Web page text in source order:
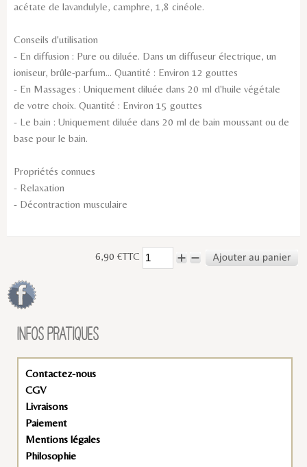
acétate de lavandulyle, camphre, 1,8 cinéole.
Conseils d'utilisation
- En diffusion : Pure ou diluée. Dans un diffuseur électrique, un
ioniseur, brûle-parfum... Quantité : Environ 12 gouttes
- En Massages : Uniquement diluée dans 20 ml d'huile végétale
de votre choix. Quantité : Environ 15 gouttes
- Le bain : Uniquement diluée dans 20 ml de bain moussant ou de
base pour le bain.
Propriétés connues
- Relaxation
- Décontraction musculaire
6,90 €TTC
INFOS PRATIQUES
Contactez-nous
CGV
Livraisons
Paiement
Mentions légales
Philosophie